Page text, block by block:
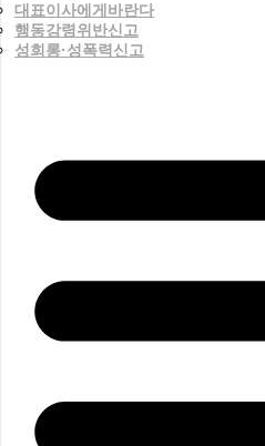
대표이사에게바란다
행동강령위반신고
성희롱·성폭력신고